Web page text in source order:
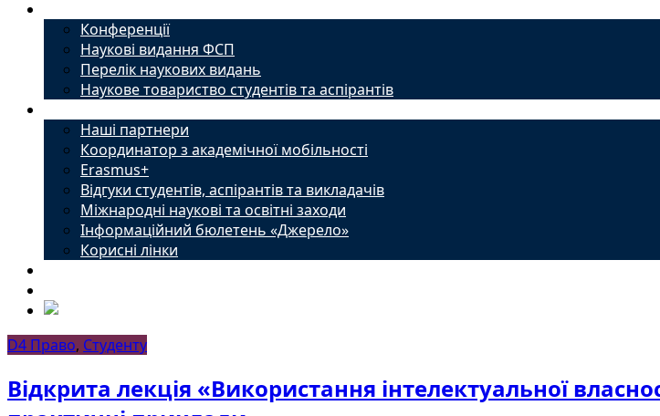
Конференції
Наукові видання ФСП
Перелік наукових видань
Наукове товариство студентів та аспірантів
Наші партнери
Координатор з академічної мобільності
Erasmus+
Відгуки студентів, аспірантів та викладачів
Міжнародні наукові та освітні заходи
Інформаційний бюлетень «Джерело»
Корисні лінки
D4 Право, Студенту
Відкрита лекція «Використання інтелектуальної